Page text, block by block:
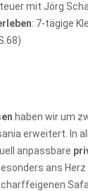
mit Jörg
: 7-tägige
haben wir um
erweitert. In
anpassbare
ans